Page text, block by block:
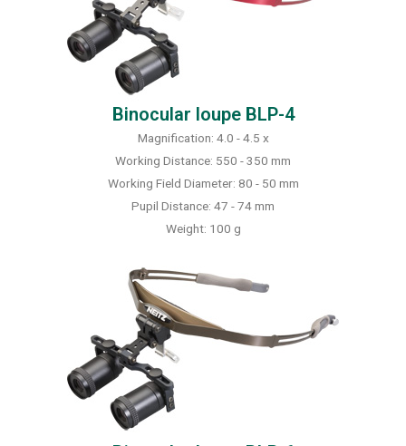
Binocular loupe BLP-4
Magnification: 4.0 - 4.5 x
Working Distance: 550 - 350 mm
Working Field Diameter: 80 - 50 mm
Pupil Distance: 47 - 74 mm
Weight: 100 g